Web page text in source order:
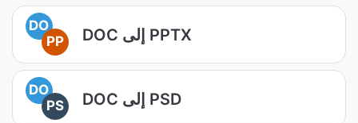
DO
PP
DOC إلى PPTX
DO
PS
DOC إلى PSD